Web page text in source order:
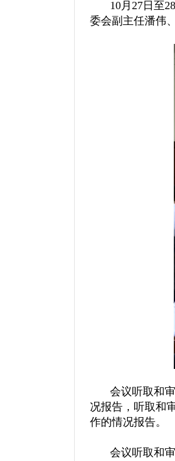
10月27日至
委会副主任潘伟
会议听取和
况报告，听取和
作的情况报告。
会议听取和